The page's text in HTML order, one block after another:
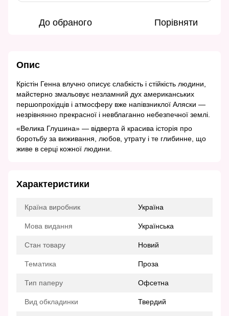
До обраного Порівняти
Опис
Крістін Генна влучно описує слабкість і стійкість людини,
майстерно змальовує незламний дух американських
першопрохідців і атмосферу вже напівзниклої Аляски —
незрівнянно прекрасної і невблаганно небезпечної землі.
«Велика Глушина» — відверта й красива історія про
боротьбу за виживання, любов, утрату і те глибинне, що
живе в серці кожної людини.
Характеристики
Країна виробник Україна
Мова видання Українська
Стан товару Новий
Тематика Проза
Тип паперу Офсетна
Вид обкладинки Твердий